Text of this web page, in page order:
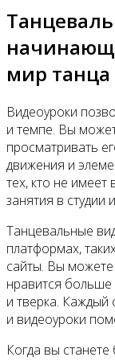
мир танца
Видеоуроки
и темпе. Вы
просматривать
движения и
тех, кто не
занятия в студии
Танцевальные
платформах,
сайты. Вы можете
нравится больше
и тверка. Каждый
и видеоуроки
Когда вы